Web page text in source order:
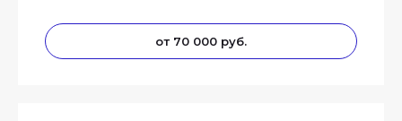
от 70 000 руб.